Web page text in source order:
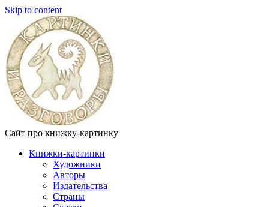
Skip to content
Сайт про книжку-картинку
Книжки-картинки
Художники
Авторы
Издательства
Страны